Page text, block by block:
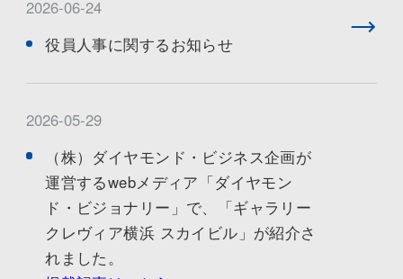
2026-06-24
役員人事に関するお知らせ
2026-05-29
（株）ダイヤモンド・ビジネス企画が
運営するwebメディア「ダイヤモン
ド・ビジョナリー」で、「ギャラリー
クレヴィア横浜 スカイビル」が紹介さ
れました。